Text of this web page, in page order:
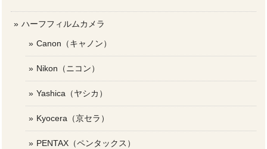
ハーフフィルムカメラ
Canon（キャノン）
Nikon（ニコン）
Yashica（ヤシカ）
Kyocera（京セラ）
PENTAX（ペンタックス）